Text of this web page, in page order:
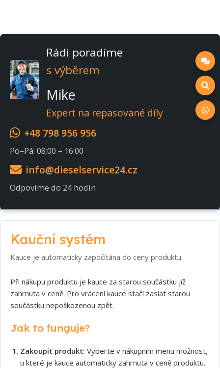
Rádi poradíme
s výběrem
Mike
Expert na repasované díly
+48 798 956 956
Po–Pá: 08:00 – 16:00
info@dieselservice24.cz
Odpovíme do 24 hodin
Kauční systém
Kauce je automaticky započítána do ceny produktu
Při nákupu produktu je kauce za starou součástku již
zahrnuta v ceně. Pro vrácení kauce stačí zaslat starou
součástku nepoškozenou zpět.
Jak to funguje?
Zakoupit produkt: Vyberte v nákupním menu možnost,
u které je kauce automaticky zahrnuta v ceně produktu.